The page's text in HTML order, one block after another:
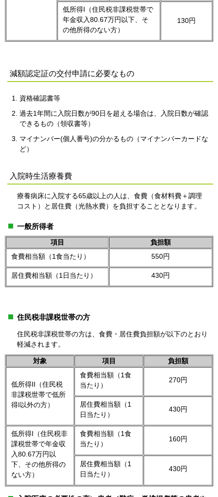
低所得I（住民税非課税世帯で
年金収入80.67万円以下、そ
の他所得のない方）
130円
減額認定証の交付申請に必要なもの
資格確認書等
過去1年間に入院日数が90日を超える場合は、入院日数が確認
できるもの（領収書等）
マイナンバー(個人番号)の分かるもの（マイナンバーカードな
ど）
入院時生活療養費
療養病床に入院する65歳以上の人は、食費（食材料費＋調理
コスト）と居住費（光熱水費）を負担することとなります。
一般所得者
項目
負担額
食費相当額（1食当たり）
550円
居住費相当額（1日当たり） 430円
住民税非課税世帯の方
住民税非課税世帯の方は、食費・居住費負担額が以下のとおり
軽減されます。
対象 項目 負担額
低所得II（住民税
非課税世帯で低所
得I以外の方）
食費相当額（1食
当たり）
270円
居住費相当額（1
日当たり）
430円
低所得I（住民税非
課税世帯で年金収
入80.67万円以
下、その他所得の
ない方）
食費相当額（1食
当たり）
160円
居住費相当額（1
日当たり）
430円